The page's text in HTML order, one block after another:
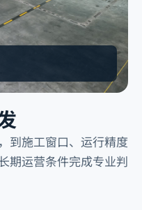
到施工窗口、运行精度
期运营条件完成专业判